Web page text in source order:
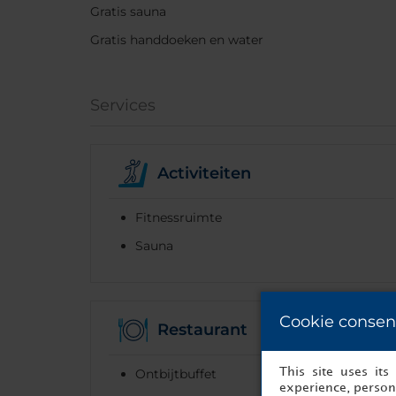
Gratis sauna
Gratis handdoeken en water
Services
Activiteiten
Fitnessruimte
Sauna
Restaurant
Ontbijtbuffet
Cookie
This site uses its
experience,